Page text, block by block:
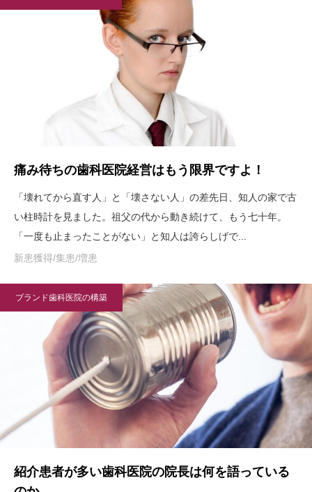
痛み待ちの歯科医院経営はもう限界ですよ！
「壊れてから直す人」と「壊さない人」の差先日、知人の家で古
い柱時計を見ました。祖父の代から動き続けて、もう七十年。
「一度も止まったことがない」と知人は誇らしげで...
新患獲得/集患/増患
ブランド歯科医院の構築
紹介患者が多い歯科医院の院長は何を語っている